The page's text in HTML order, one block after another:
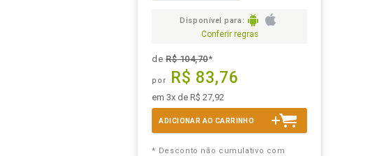
Disponível para:
Conferir regras
deR$ 104,70*
por R$ 83,76
em 3x de R$ 27,92
ADICIONAR AO CARRINHO
* Desconto não cumulativo com